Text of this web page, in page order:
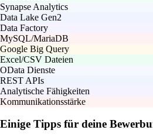
Synapse Analytics
Data Lake Gen2
Data Factory
MySQL/MariaDB
Google Big Query
Excel/CSV Dateien
OData Dienste
REST APIs
Analytische Fähigkeiten
Kommunikationsstärke
Einige Tipps für deine